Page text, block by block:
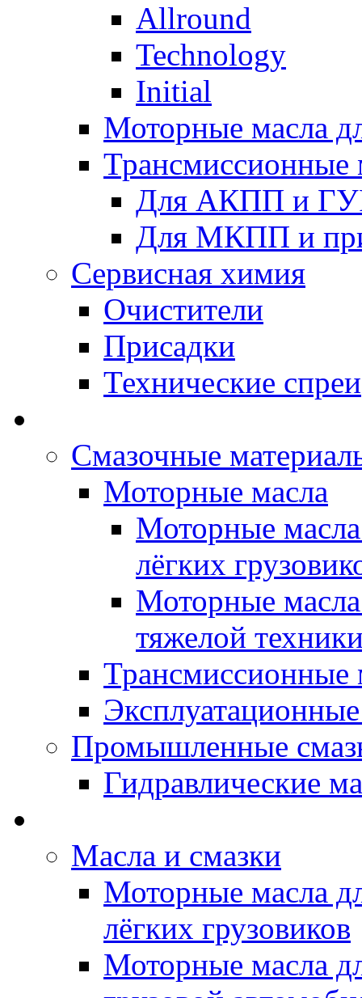
Allround
Technology
Initial
Моторные масла
Трансмиссионные
Для АКПП и
Для МКПП и
Сервисная химия
Очистители
Присадки
Технические спреи
Смазочные
Моторные масла
Моторные
лёгких
Моторные
тяжелой
Трансмиссионные
Промышленные
Гидравлические
Масла и смазки
Моторные масла
лёгких грузовиков
Моторные масла